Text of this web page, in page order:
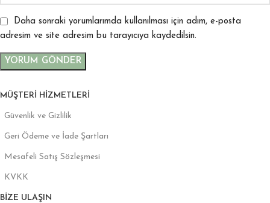
Daha sonraki yorumlarımda kullanılması için adım, e-posta
adresim ve site adresim bu tarayıcıya kaydedilsin.
MÜŞTERI HIZMETLERI
Güvenlik ve Gizlilik
Geri Ödeme ve İade Şartları
Mesafeli Satış Sözleşmesi
KVKK
BIZE ULAŞIN